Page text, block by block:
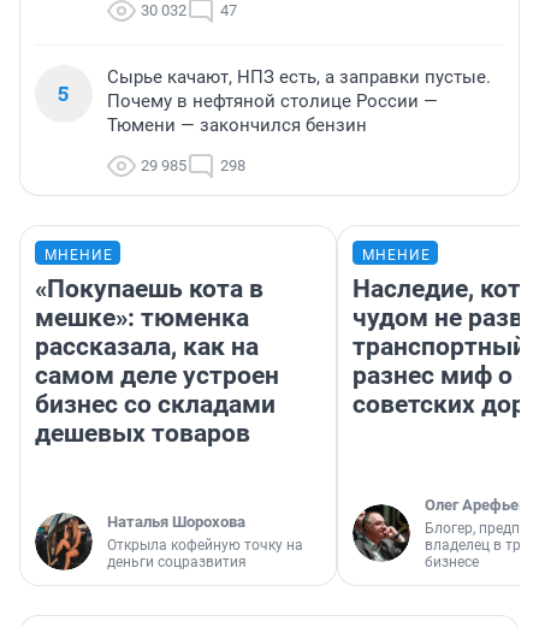
30 032 47
5
Сырье качают, НПЗ есть, а заправки пустые.
Почему в нефтяной столице России —
Тюмени — закончился бензин
29 985 298
МНЕНИЕ
«Покупаешь кота в
мешке»: тюменка
рассказала, как на
самом деле устроен
бизнес со складами
дешевых товаров
Наталья Шорохова
Открыла кофейную точку на
деньги соцразвития
МНЕНИЕ
Наследие,
чудом не
транспортный
разнес миф о
советских
Олег Арефьев
Блогер,
владелец в
бизнесе